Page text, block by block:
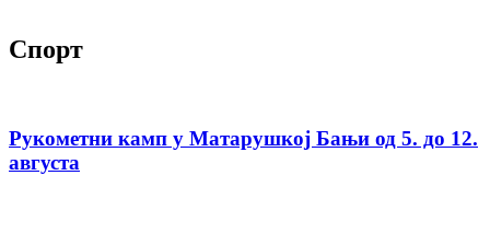
Спорт
Рукометни камп у Матарушкој Бањи од 5. до 12.
августа